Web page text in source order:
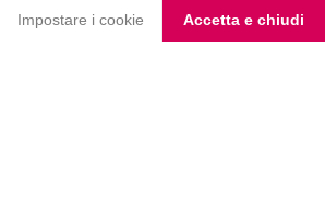
& Sante' Italia Spa